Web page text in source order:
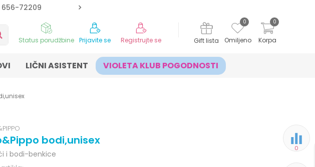
656-72209
Korpa
0
Omiljeno
0
Gift lista
Prijavite se Registrujte se
Status porudžbine
LIČNI ASISTENT VIOLETA KLUB POGODNOSTI
0
bodi,unisex
i bodi-benkice